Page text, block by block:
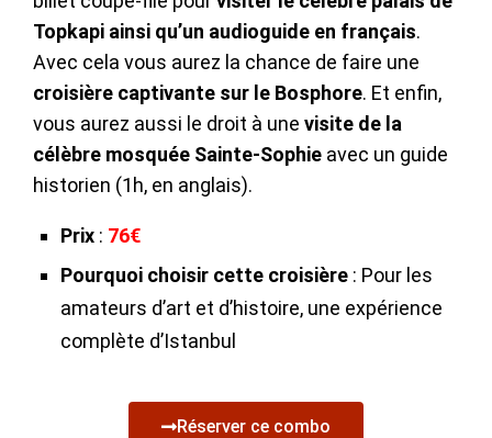
Topkapi ainsi qu’un audioguide en français.
Avec cela vous aurez la chance de faire une
croisière captivante sur le Bosphore. Et enfin,
vous aurez aussi le droit à une visite de la
célèbre mosquée Sainte-Sophie avec un guide
historien (1h, en anglais).
Prix : 76€
Pourquoi choisir cette croisière : Pour les
amateurs d’art et d’histoire, une expérience
complète d’Istanbul
Réserver ce combo